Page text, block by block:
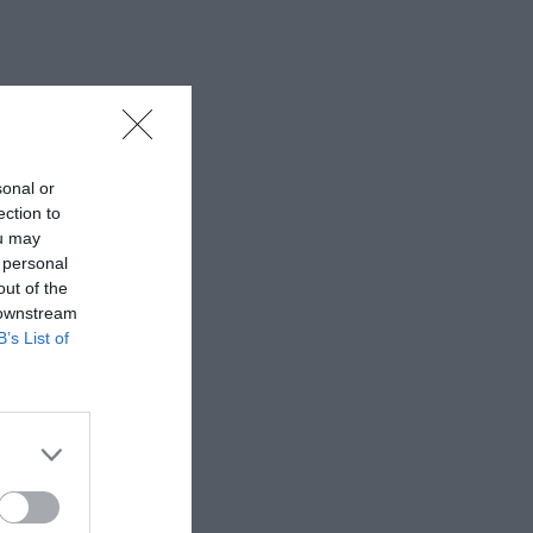
or
to
may
of the
List of